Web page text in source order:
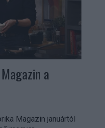
a
Magazin januártól